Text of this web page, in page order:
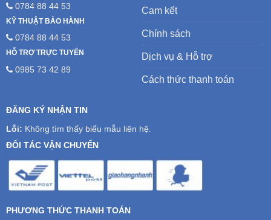
0784 88 44 53
KỸ THUẬT BẢO HÀNH
0784 88 44 53
HỖ TRỢ TRỰC TUYẾN
0985 73 42 89
Cam kết
Chính sách
Dịch vụ & Hỗ trợ
Cách thức thanh toán
ĐĂNG KÝ NHẬN TIN
Lỗi: Không tìm thấy biểu mẫu liên hệ.
ĐỐI TÁC VẬN CHUYỂN
PHƯƠNG THỨC THANH TOÁN